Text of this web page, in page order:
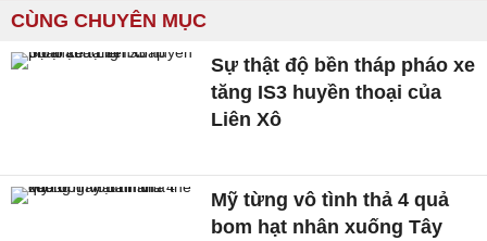
CÙNG CHUYÊN MỤC
Sự thật độ bền tháp pháo xe
tăng IS3 huyền thoại của
Liên Xô
Mỹ từng vô tình thả 4 quả
bom hạt nhân xuống Tây